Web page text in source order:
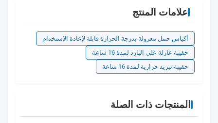
علامات المنتج
أكياس حمل معزولة بدرجة الحرارة قابلة لإعادة الاستخدام
حقيبة عازلة على البارد لمدة 16 ساعة
حقيبة تبريد حرارية لمدة 16 ساعة
المنتجات ذات الصلة